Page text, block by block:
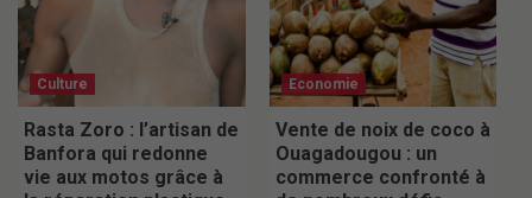
Culture
Rasta Zoro : l’artisan de
Banfora qui redonne
vie aux motos grâce à
Economie
Vente de noix de coco à
Ouagadougou : un
commerce confronté à